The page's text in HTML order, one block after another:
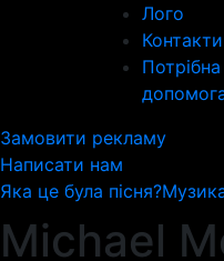
Лого
Контакти
Потрібна
Замовити рекламу
Написати нам
Яка це була пісня?
Michael